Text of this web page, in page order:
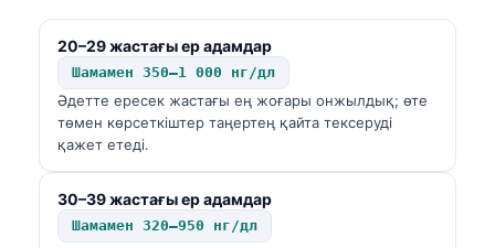
20–29 жастағы ер адамдар
Шамамен 350–1 000 нг/дл
Әдетте ересек жастағы ең жоғары онжылдық; өте
төмен көрсеткіштер таңертең қайта тексеруді
қажет етеді.
30–39 жастағы ер адамдар
Шамамен 320–950 нг/дл